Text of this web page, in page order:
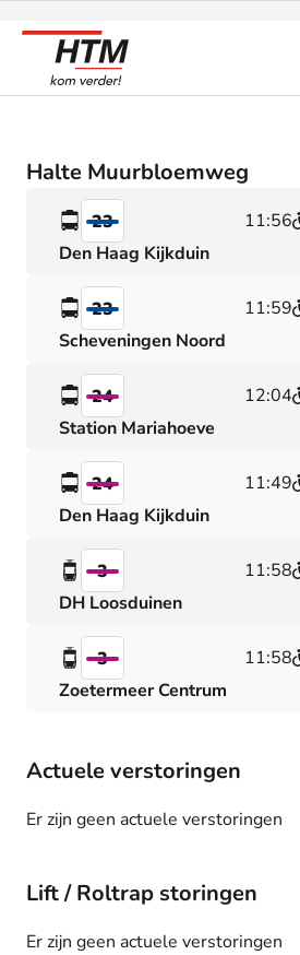
Halte Muurbloemweg
23
11:56
Den Haag Kijkduin
23
11:59
Scheveningen Noord
24
12:04
Station Mariahoeve
24
11:49
Den Haag Kijkduin
3
11:58
DH Loosduinen
3
11:58
Zoetermeer Centrum
Actuele verstoringen
Er zijn geen actuele verstoringen
Lift / Roltrap storingen
Er zijn geen actuele verstoringen